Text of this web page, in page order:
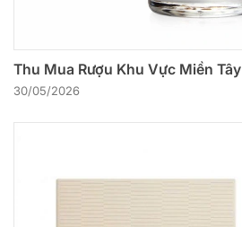
Thu Mua Rượu Khu Vực Miền Tây
30/05/2026